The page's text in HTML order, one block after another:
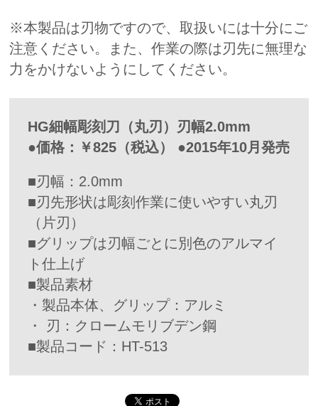
※本製品は刃物ですので、取扱いには十分にご
注意ください。また、作業の際は刃先に無理な
力をかけないようにしてください。
HG細幅彫刻刀（丸刃）刃幅2.0mm
●価格：￥825（税込） ●2015年10月発売
■刃幅：2.0mm
■刃先形状は彫刻作業に使いやすい丸刃
（片刃）
■グリップは刃幅ごとに別色のアルマイ
ト仕上げ
■製品素材
・製品本体、グリップ：アルミ
・ 刃：クロームモリブデン鋼
■製品コード：HT-513